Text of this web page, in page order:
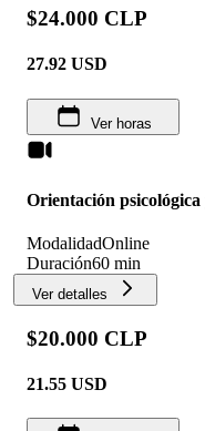
$24.000 CLP
27.92 USD
Ver horas
Orientación
ModalidadOnline
Duración60 min
Ver detalles
$20.000 CLP
21.55 USD